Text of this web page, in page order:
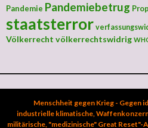
Pandemie Pandemiebetrug
staatsterror
Völkerrecht völkerrechtswidrig
Menschheit gegen Krieg - Gegen
industrielle klimatische,
militärische, "medizinische" Great Reset"-